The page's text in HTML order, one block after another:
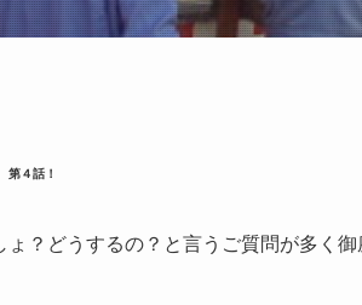
第４話！
？どうするの？と言うご質問が多く御